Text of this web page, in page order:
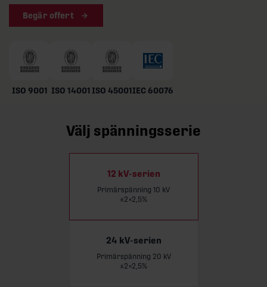
Begär offert
ISO 9001 ISO 14001 ISO 45001IEC 60076
Välj spänningsserie
12 kV-serien
Primärspänning 10 kV
±2×2,5%
24 kV-serien
Primärspänning 20 kV
±2×2,5%